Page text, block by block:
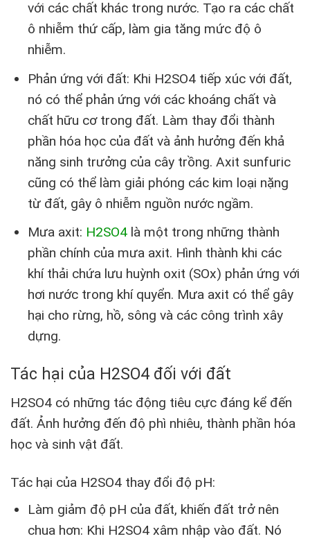
với các chất khác trong nước. Tạo ra các chất
ô nhiễm thứ cấp, làm gia tăng mức độ ô
nhiễm.
Phản ứng với đất: Khi H2SO4 tiếp xúc với đất,
nó có thể phản ứng với các khoáng chất và
chất hữu cơ trong đất. Làm thay đổi thành
phần hóa học của đất và ảnh hưởng đến khả
năng sinh trưởng của cây trồng. Axit sunfuric
cũng có thể làm giải phóng các kim loại nặng
từ đất, gây ô nhiễm nguồn nước ngầm.
Mưa axit: H2SO4là một trong những thành
phần chính của mưa axit. Hình thành khi các
khí thải chứa lưu huỳnh oxit (SOx) phản ứng với
hơi nước trong khí quyển. Mưa axit có thể gây
hại cho rừng, hồ, sông và các công trình xây
dựng.
Tác hại của H2SO4 đối với đất
H2SO4 có những tác động tiêu cực đáng kể đến
đất. Ảnh hưởng đến độ phì nhiêu, thành phần hóa
học và sinh vật đất.
Tác hại của H2SO4 thay đổi độ pH:
Làm giảm độ pH của đất, khiến đất trở nên
chua hơn: Khi H2SO4 xâm nhập vào đất. Nó